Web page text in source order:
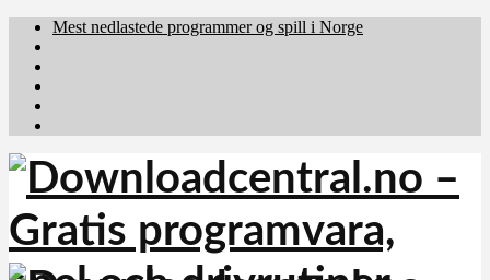
Mest nedlastede programmer og spill i Norge